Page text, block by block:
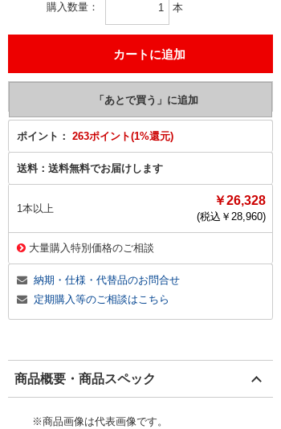
購入数量 本
ポイント： 263ポイント(1%還元)
送料： 送料無料でお届けします
1本以上
￥26,328
(税込￥ 28,960)
大量購入特別価格のご相談
納期・仕様・代替品のお問合せ
定期購入等のご相談はこちら
商品概要・商品スペック
※商品画像は代表画像です。